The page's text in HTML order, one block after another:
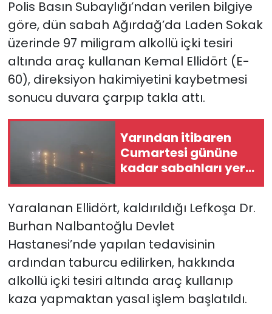
Polis Basın Subaylığı’ndan verilen bilgiye
göre, dün sabah Ağırdağ’da Laden Sokak
üzerinde 97 miligram alkollü içki tesiri
altında araç kullanan Kemal Ellidört (E-
60), direksiyon hakimiyetini kaybetmesi
sonucu duvara çarpıp takla attı.
Yarından itibaren
Cumartesi gününe
kadar sabahları yer
yer sis olacak
Yaralanan Ellidört, kaldırıldığı Lefkoşa Dr.
Burhan Nalbantoğlu Devlet
Hastanesi’nde yapılan tedavisinin
ardından taburcu edilirken, hakkında
alkollü içki tesiri altında araç kullanıp
kaza yapmaktan yasal işlem başlatıldı.
SAĞLIK
Spor
Teknoloji
TÜRKiYE
Video Galeri
YAŞAM
Yazarlar